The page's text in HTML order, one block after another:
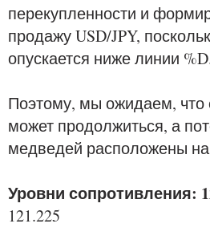
перекупленности и
продажу USD/JPY,
опускается ниже линии
Поэтому, мы ожидаем, что
может продолжиться, а
медведей расположены на
Уровни сопротивления:
121.225